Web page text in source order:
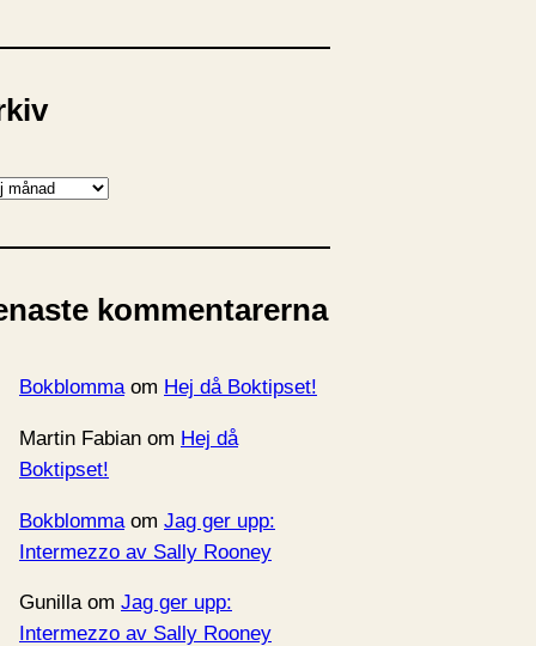
kommentarerna
Bokblommaom Hej då Boktipset!
Martin Fabian om Hej då
Boktipset!
Bokblomma om Jag ger upp:
Intermezzo av Sally Rooney
Gunillaom Jag ger upp:
Intermezzo av Sally Rooney